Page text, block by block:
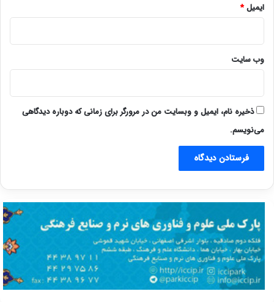
ایمیل*
وب‌ سایت
ذخیره نام، ایمیل و وبسایت من در مرورگر برای زمانی که دوباره دیدگاهی
می‌نویسم.